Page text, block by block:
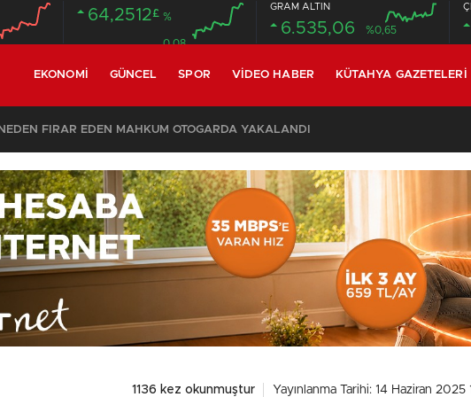
64,2512£ %
0.08
GRAM ALTIN
6.535,06 %0,65
EKONOMI GÜNCEL SPOR VIDEO HABER KÜTAHYA GAZETELERI
1136 kez okunmuştur Yayınlanma Tarihi: 14 Haziran 2025